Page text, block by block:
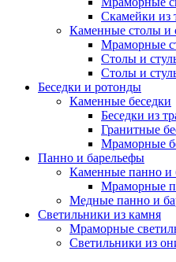
Скамейки из
Каменные столы и
Мраморные
Столы и
Столы и
Беседки и ротонды
Каменные беседки
Беседки из
Гранитные
Мраморные
Панно и барельефы
Каменные панно и
Мраморные
Медные панно и
Светильники из камня
Мраморные
Светильники из